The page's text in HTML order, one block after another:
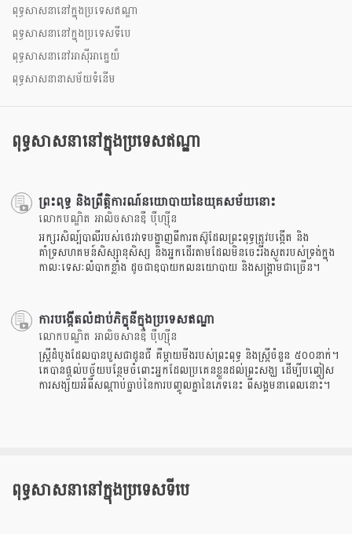
ពុទ្ធសាសនានៅក្នុងប្រទេសឥណ្ឌា
ពុទ្ធសាសនានៅក្នុងប្រទេសទីបេ
ពុទ្ធសាសនានៅអាសុីអាគ្នេយ៏
ពុទ្ធសាសនានាសម័យទំនើម
ពុទ្ធសាសនានៅក្នុងប្រទេសឥណ្ឌា
ព្រះពុទ្ធ និងព្រឹត្តិការណ៍នយោបាយនៃយុគសម័យនោះ
លោកបណ្ឌិត អាលិចសានឌឺ បុឺហ្សុីន
អក្សរសិល្ប៍បាលីរបស់ថេរវាទបង្ហាញពីការតស៊ូដែលព្រះពុទ្ធត្រូវបង្កើត និង
គាំទ្រសហគមន៍សិស្សានុសិស្ស និងអ្នកដើរតាមដែលមិនចេះរីងស្ងួតរបស់ទ្រង់ក្នុង
កាលៈទេសៈលំបាកខ្លាំង ដូចជាឧបាយកលនយោបាយ និងសង្គ្រាមជាច្រើន។
ការបង្កើតលំដាប់ភិក្ខុនីក្នុងប្រទេសឥណ្ឌា
លោកបណ្ឌិត អាលិចសានឌឺ បុឺហ្សុីន
ស្ត្រី​ដំបូង​ដែល​បាន​បួស​ជា​ដូនជី គឺ​ម្តាយមីង​របស់​ព្រះពុទ្ធ និង​ស្ត្រី​ចំនួន ៥០០​នាក់។
គេ​បានផ្តល់​បច្ច័យ​បន្ថែម​ចំពោះ​អ្នក​ដែល​ប្រគេនខ្លួន​ដល់​ព្រះសង្ឃ ដើម្បី​បញ្ចៀស​
ការ​សង្ស័យ​អំពី​សណ្តាប់​ធ្នាប់​នៃ​ការ​បញ្ចូលគ្នានៃ​ភេទ​នេះ ​ពី​សង្គម​នា​ពេល​នោះ។
ពុទ្ធសាសនានៅក្នុងប្រទេសទីបេ